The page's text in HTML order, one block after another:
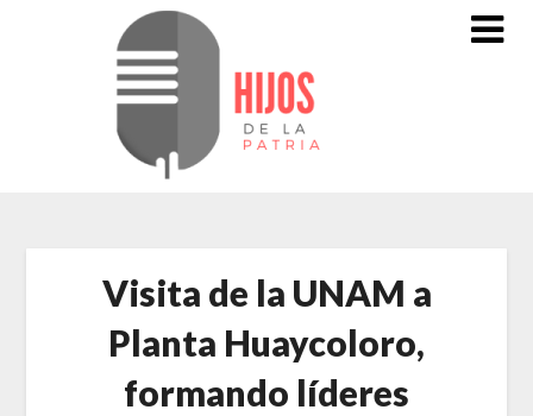
Visita de la UNAM a
Planta Huaycoloro,
formando líderes